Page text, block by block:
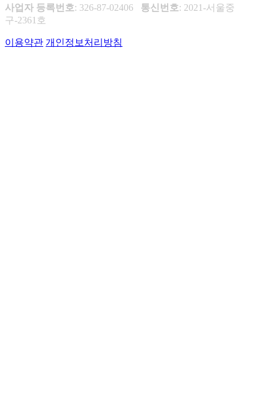
사업자 등록번호: 326-87-02406 통신번호: 2021-서울중
구-2361호
이용약관 개인정보처리방침